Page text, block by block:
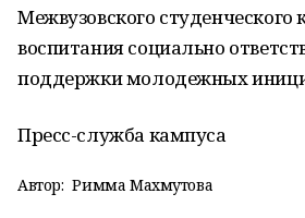
Межвузовского студенческого
воспитания социально
поддержки молодежных
Пресс-служба кампуса
Автор: Римма Махмутова